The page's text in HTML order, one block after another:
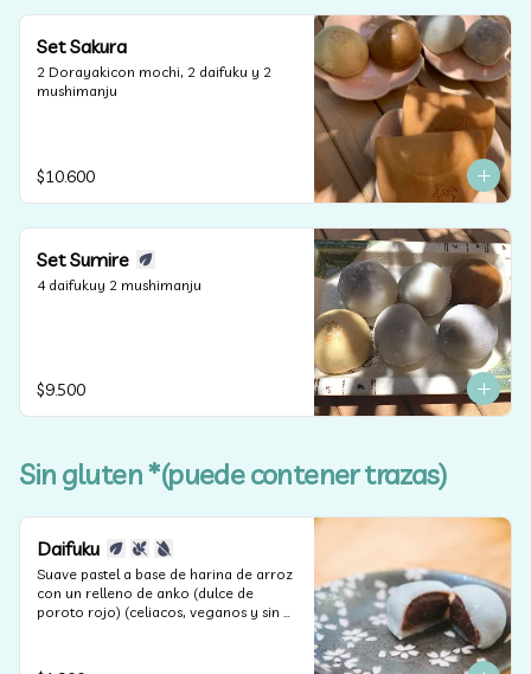
Set Sakura
2 Dorayakicon mochi, 2 daifuku y 2
mushimanju
$10.600
Set Sumire
4 daifukuy 2 mushimanju
$9.500
Sin gluten *(puede contener trazas)
Daifuku
Suave pastel a base de harina de arroz
con un relleno de anko (dulce de
poroto rojo) (celiacos, veganos y sin